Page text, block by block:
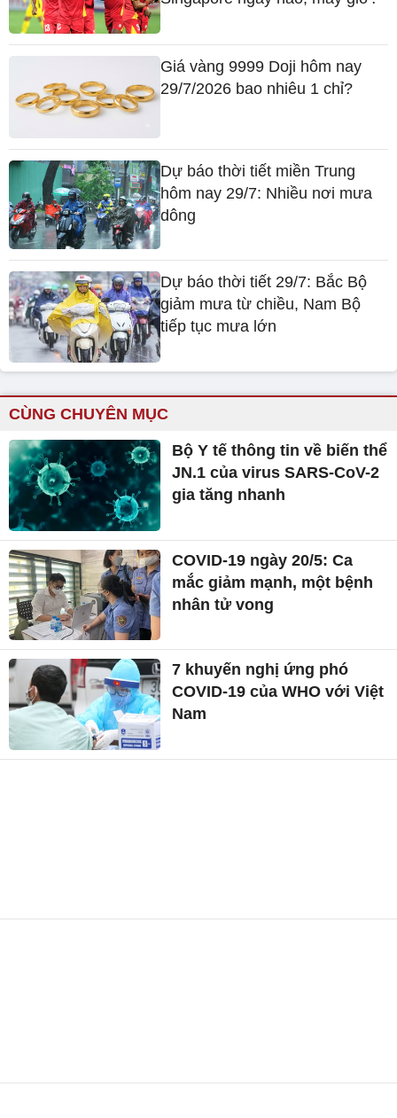
Giá vàng 9999 Doji hôm nay
29/7/2026 bao nhiêu 1 chỉ?
Dự báo thời tiết miền Trung
hôm nay 29/7: Nhiều nơi mưa
dông
Dự báo thời tiết 29/7: Bắc Bộ
giảm mưa từ chiều, Nam Bộ
tiếp tục mưa lớn
CÙNG CHUYÊN MỤC
Bộ Y tế thông tin về biến thể
JN.1 của virus SARS-CoV-2
gia tăng nhanh
COVID-19 ngày 20/5: Ca
mắc giảm mạnh, một bệnh
nhân tử vong
7 khuyến nghị ứng phó
COVID-19 của WHO với Việt
Nam